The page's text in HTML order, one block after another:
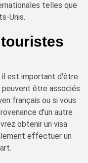
telles que
Unis.
il est important d'être
être associés
français ou si vous
d'un autre
obtenir un visa
effectuer un